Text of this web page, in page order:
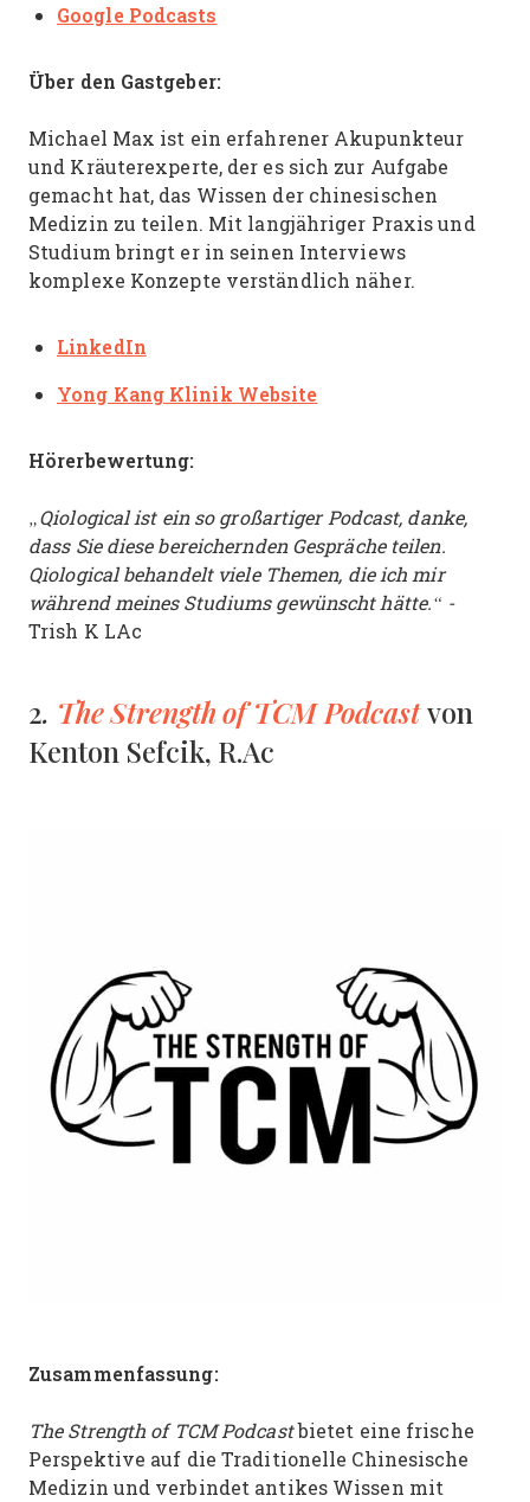
Google Podcasts
Über den Gastgeber:
Michael Max ist ein erfahrener Akupunkteur
und Kräuterexperte, der es sich zur Aufgabe
gemacht hat, das Wissen der chinesischen
Medizin zu teilen. Mit langjähriger Praxis und
Studium bringt er in seinen Interviews
komplexe Konzepte verständlich näher.
LinkedIn
Yong Kang Klinik Website
Hörerbewertung:
„Qiological ist ein so großartiger Podcast, danke,
dass Sie diese bereichernden Gespräche teilen.
Qiological behandelt viele Themen, die ich mir
während meines Studiums gewünscht hätte.“ -
Trish K LAc
2. The Strength of TCM Podcastvon
Kenton Sefcik, R.Ac
Zusammenfassung:
The Strength of TCM Podcastbietet eine frische
Perspektive auf die Traditionelle Chinesische
Medizin und verbindet antikes Wissen mit